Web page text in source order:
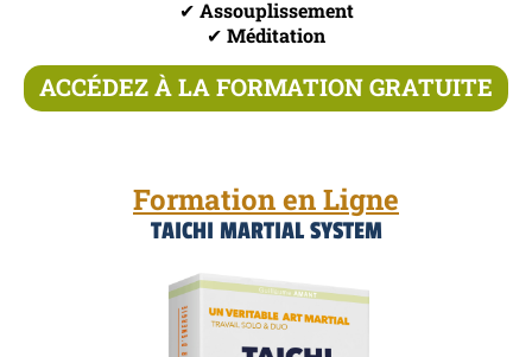
✔︎ Assouplissement
✔︎ Méditation
ACCÉDEZ À LA FORMATION GRATUITE
Formation en Ligne
TAICHI MARTIAL SYSTEM